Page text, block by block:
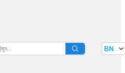
তথ্য বাতায়ন BN